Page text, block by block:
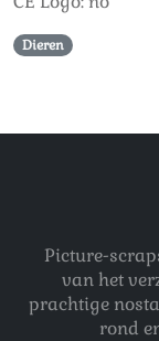
Dieren
Picture-
van het
prachtige
rond